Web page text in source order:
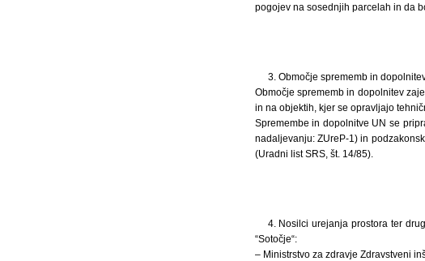
pogojev na sosednjih parcelah in da
3. Območje sprememb in
Območje sprememb in dopolnitev
in na objektih, kjer se opravljajo
Spremembe in dopolnitve UN se
nadaljevanju: ZUreP-1) in
(Uradni list SRS, št. 14/85).
4. Nosilci urejanja prostora ter
“Sotočje“:
– Ministrstvo za zdravje Zdravstveni